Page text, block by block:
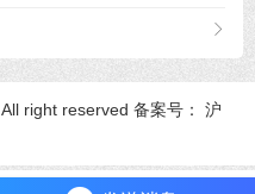
All right reserved 备案号：
沪